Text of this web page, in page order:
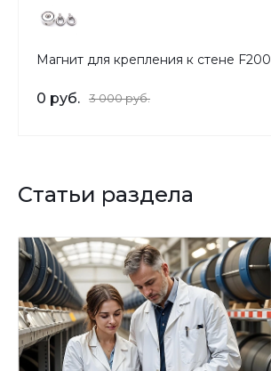
Магнит для крепления к стене F200
0 руб. 3 000 руб.
Статьи раздела